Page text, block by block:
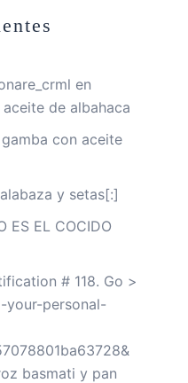
en
de albahaca
con aceite
y setas[:]
ES EL COCIDO
# 118. Go >
personal-
basmati y pan